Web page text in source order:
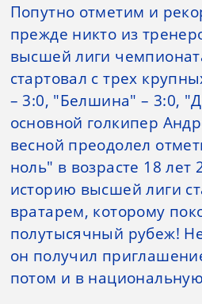
Попутно отметим и
прежде никто из
высшей лиги
стартовал с трех
– 3:0, "Белшина" – 3:0,
основной голкипер
весной преодолел
ноль" в возрасте 18 лет
историю высшей лиги
вратарем, которому
полутысячный рубеж!
он получил
потом и в